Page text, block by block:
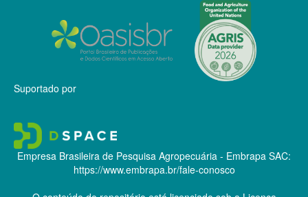
Suportado por
Empresa Brasileira de Pesquisa Agropecuária - Embrapa SAC:
https://www.embrapa.br/fale-conosco